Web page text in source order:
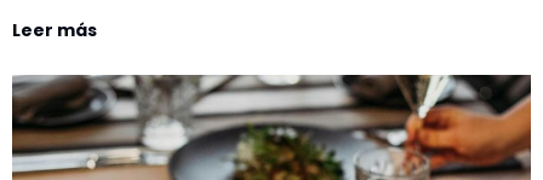
Leer más